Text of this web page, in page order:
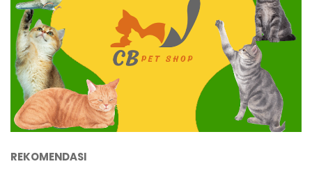
REKOMENDASI